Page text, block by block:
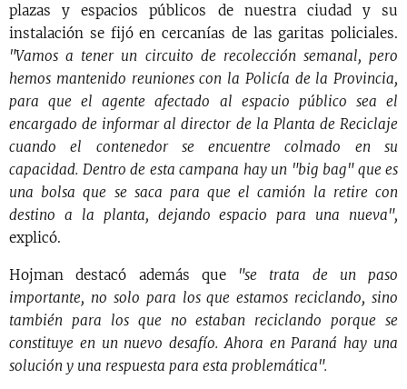
plazas y espacios públicos de nuestra ciudad y su
instalación se fijó en cercanías de las garitas policiales.
"Vamos a tener un circuito de recolección semanal, pero
hemos mantenido reuniones con la Policía de la Provincia,
para que el agente afectado al espacio público sea el
encargado de informar al director de la Planta de Reciclaje
cuando el contenedor se encuentre colmado en su
capacidad. Dentro de esta campana hay un "big bag" que es
una bolsa que se saca para que el camión la retire con
destino a la planta, dejando espacio para una nueva",
explicó.
Hojman destacó además que
"se trata de un paso
importante, no solo para los que estamos reciclando, sino
también para los que no estaban reciclando porque se
constituye en un nuevo desafío. Ahora en Paraná hay una
solución y una respuesta para esta problemática".